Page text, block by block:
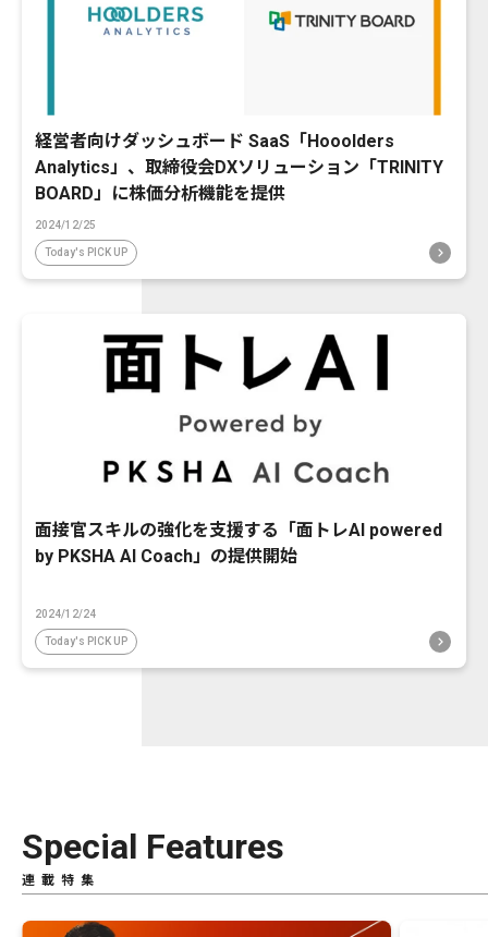
経営者向けダッシュボード SaaS「Hooolders
Analytics」、取締役会DXソリューション「TRINITY
BOARD」に株価分析機能を提供
2024/12/25
Today's PICK UP
面接官スキルの強化を支援する「面トレAI powered
by PKSHA AI Coach」の提供開始
2024/12/24
Today's PICK UP
Special Features
連載特集